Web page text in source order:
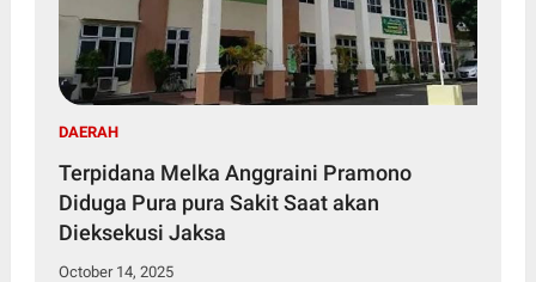
DAERAH
Terpidana Melka Anggraini Pramono
Diduga Pura pura Sakit Saat akan
Dieksekusi Jaksa
October 14, 2025